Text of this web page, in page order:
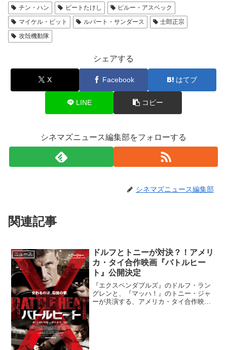
チン・ハン
ビートたけし
ピルー・アスベック
マイケル・ピット
ルパート・サンダース
士郎正宗
攻殻機動隊
シェアする
X Facebook はてブ
LINE コピー
シネマズニュース編集部をフォローする
シネマズニュース編集部
関連記事
ニュース
ドルフとトニーが対決？！アメリ
カ・タイ合作映画『バトルヒー
ト』公開決定
『エクスペンダブルズ』のドルフ・ラン
グレンと、『マッハ！』のトニー・ジャ
ーが共演する、アメリカ・タイ合作映画